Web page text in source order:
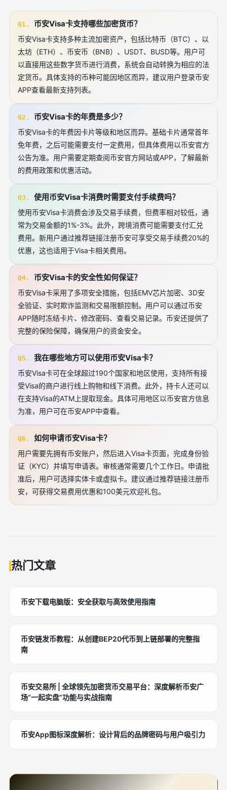
Q1. 币安Visa卡支持哪些加密货币？
币安Visa卡支持多种主流加密资产，包括比特币（BTC）、以
太坊（ETH）、币安币（BNB）、USDT、BUSD等。用户可
以直接用这些数字货币进行消费，系统会自动转换为相应的法
定货币。具体支持的币种可能因地区而异，建议用户登录币安
APP查看最新支持列表。
Q2. 币安Visa卡的年费是多少？
币安Visa卡的年费因卡片等级和地区而异。基础卡片通常首年
免年费，之后可能需要支付一定费用，但具体费用以币安官方
公告为准。用户需要定期查阅币安官方网站或APP，了解最新
的费用政策和优惠活动。
Q3. 使用币安Visa卡消费时需要支付手续费吗？
使用币安Visa卡消费会涉及交易手续费，但费率相对较低，通
常为交易金额的1%-3%。此外，跨境消费可能需要支付汇兑
费用。新用户通过推荐链接注册币安可享受交易手续费20%的
优惠，这也适用于Visa卡相关费用。
Q4. 币安Visa卡的安全性如何保证？
币安Visa卡采用了多项安全措施，包括EMV芯片加密、3D安
全验证、实时欺诈监测和交易限额控制。用户可以通过币安
APP随时冻结卡片、修改密码、查看交易记录。币安还提供了
完整的保险保障，确保用户的资金安全。
Q5. 我在哪些地方可以使用币安Visa卡？
币安Visa卡可在全球超过190个国家和地区使用，支持所有接
受Visa的商户进行线上购物和线下消费。此外，持卡人还可以
在支持Visa的ATM上提取现金。具体可用地区以币安官方信息
为准，用户可在币安APP中查看。
Q6. 如何申请币安Visa卡？
用户需要先拥有币安账户，然后进入Visa卡页面，完成身份验
证（KYC）并填写申请表。审核通常需要几个工作日。申请批
准后，用户可选择实体卡或虚拟卡。建议通过推荐链接注册币
安，可获得交易费用优惠和100美元欢迎礼包。
热门文章
币安下载电脑版：安全获取与高效使用指南
币安链发币教程：从创建BEP20代币到上链部署的完整指
南
币安交易所 | 全球领先加密货币交易平台：深度解析币安广
场“一起实盘”功能与实战指南
币安App图标深度解析：设计背后的品牌密码与用户吸引力